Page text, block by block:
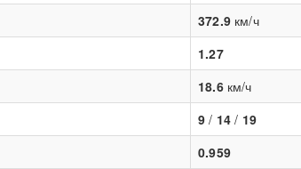
372.9км/ч
1.27
18.6км/ч
9 / 14 / 19
0.959